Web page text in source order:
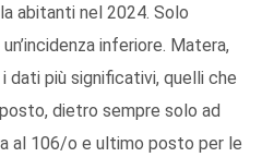
abitanti nel 2024. Solo
inferiore. Matera,
dati più significativi, quelli che
dietro sempre solo ad
al 106/o e ultimo posto per le